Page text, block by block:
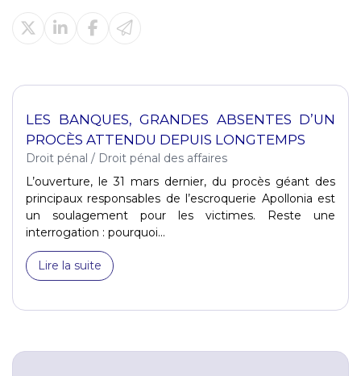
LES BANQUES, GRANDES ABSENTES D’UN
PROCÈS ATTENDU DEPUIS LONGTEMPS
Droit pénal / Droit pénal des affaires
L’ouverture, le 31 mars dernier, du procès géant des
principaux responsables de l’escroquerie Apollonia est
un soulagement pour les victimes. Reste une
interrogation : pourquoi...
Lire la suite